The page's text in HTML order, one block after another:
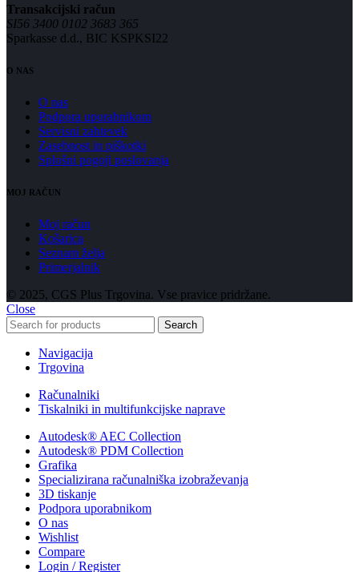
Transakcijski račun
SI56 3400 0102 3683 365
Sparkasse d.d., BIC KSPKSI22
O NAS
O nas
Podpora uporabnikom
Servisni zahtevek
Zasebnost in piškotki
Splošni pogoji poslovanja
MOJ RAČUN
Moj račun
Košarica
Seznam želja
Primerjalnik
© 2025, CGS Plus Trgovina. Vse pravice pridržane.
Close
Search
Navigacija
Trgovina
Računalniki
Tiskalniki in multifunkcijske naprave
Autodesk® AEC Collection
Autodesk® PDM Collection
Grafika
Specializirana računalniška izobraževanja
3D tiskanje
Podpora uporabnikom
O nas
Wishlist
Compare
Login / Register